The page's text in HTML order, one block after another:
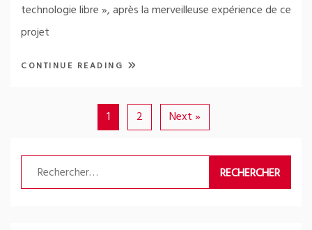
technologie libre », après la merveilleuse expérience de ce
projet
CONTINUE READING
1 2 Next »
Rechercher :